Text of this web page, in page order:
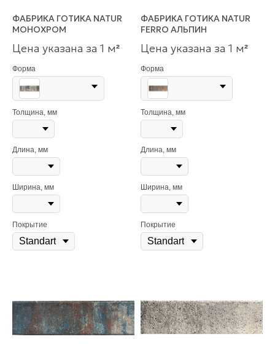
ФАБРИКА ГОТИКА NATUR
МОНОХРОМ
Цена указана за 1 м²
Форма
Толщина, мм
Длина, мм
Ширина, мм
Покрытие
ФАБРИКА ГОТИКА NATUR
FERRO АЛЬПИН
Цена указана за 1 м²
Форма
Толщина, мм
Длина, мм
Ширина, мм
Покрытие